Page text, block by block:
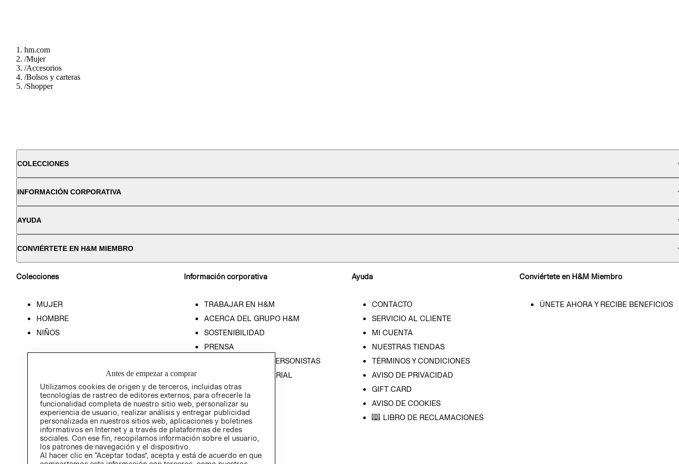
hm.com
/Mujer
/Accesorios
/Bolsos y carteras
/Shopper
COLECCIONES
INFORMACIÓN CORPORATIVA
AYUDA
CONVIÉRTETE EN H&M MIEMBRO
Colecciones
MUJER
HOMBRE
NIÑOS
Información corporativa
TRABAJAR EN H&M
ACERCA DEL GRUPO H&M
SOSTENIBILIDAD
PRENSA
RELACIÓN CON INVERSONISTAS
POLÍTICA EMPRESARIAL
Ayuda
CONTACTO
SERVICIO AL CLIENTE
MI CUENTA
NUESTRAS TIENDAS
TÉRMINOS Y CONDICIONES
AVISO DE PRIVACIDAD
GIFT CARD
AVISO DE COOKIES
LIBRO DE RECLAMACIONES
Conviértete en H&M Miembro
ÚNETE AHORA Y RECIBE BENEFICIOS
Antes de empezar a comprar
Utilizamos cookies de origen y de terceros, incluidas otras
tecnologías de rastreo de editores externos, para ofrecerle la
funcionalidad completa de nuestro sitio web, personalizar su
experiencia de usuario, realizar análisis y entregar publicidad
personalizada en nuestros sitios web, aplicaciones y boletines
informativos en Internet y a través de plataformas de redes
sociales. Con ese fin, recopilamos información sobre el usuario,
los patrones de navegación y el dispositivo.
Al hacer clic en “Aceptar todas”, acepta y está de acuerdo en que